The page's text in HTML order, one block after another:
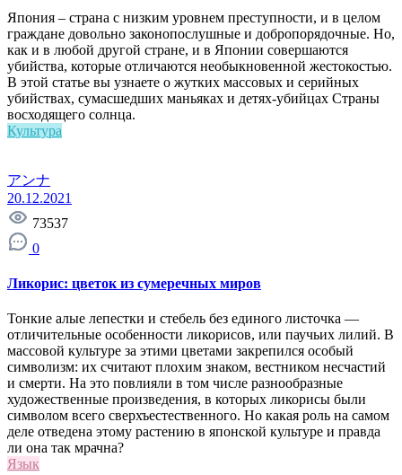
Япония – страна с низким уровнем преступности, и в целом
граждане довольно законопослушные и добропорядочные. Но,
как и в любой другой стране, и в Японии совершаются
убийства, которые отличаются необыкновенной жестокостью.
В этой статье вы узнаете о жутких массовых и серийных
убийствах, сумасшедших маньяках и детях-убийцах Страны
восходящего солнца.
Культура
アンナ
20.12.2021
73537
0
Ликорис: цветок из сумеречных миров
Тонкие алые лепестки и стебель без единого листочка —
отличительные особенности ликорисов, или паучьих лилий. В
массовой культуре за этими цветами закрепился особый
символизм: их считают плохим знаком, вестником несчастий
и смерти. На это повлияли в том числе разнообразные
художественные произведения, в которых ликорисы были
символом всего сверхъестественного. Но какая роль на самом
деле отведена этому растению в японской культуре и правда
ли она так мрачна?
Язык